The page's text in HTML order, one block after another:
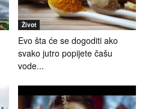
Život
Evo šta će se dogoditi ako
svako jutro popijete čašu
vode...